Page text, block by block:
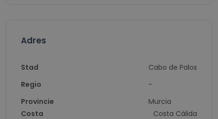
Adres
Stad
Regio
Provincie
Cabo de Palos
-
Murcia
Costa
Costa Cálida